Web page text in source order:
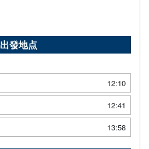
出發地点
12:10
12:41
13:58